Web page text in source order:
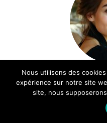
Bonjour, je
et je suis
Nous utilisons des
expérience sur notre site
site, nous